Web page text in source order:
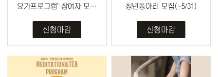
요가프로그램' 참여자 모집
신청마감
청년동아리 모집(~5/31)
신청마감